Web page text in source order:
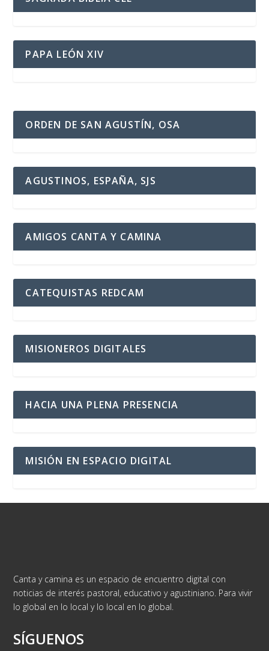
PAPA LEÓN XIV
ORDEN DE SAN AGUSTÍN, OSA
AGUSTINOS, ESPAÑA, SJS
AMIGOS CANTA Y CAMINA
CATEQUISTAS REDCAM
MISIONEROS DIGITALES
HACIA UNA PLENA PRESENCIA
MISIÓN EN ESPACIO DIGITAL
Canta y camina es un espacio de encuentro digital con
noticias de interés pastoral, educativo y agustiniano. Para vivir
lo global en lo local y lo local en lo global.
SÍGUENOS